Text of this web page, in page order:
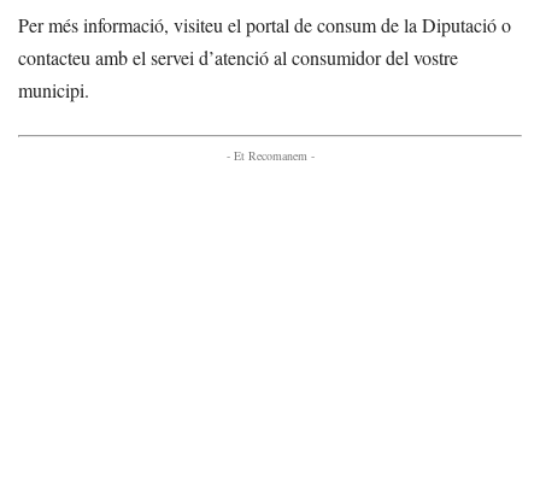
Per més informació, visiteu el portal de consum de la Diputació o
contacteu amb el servei d’atenció al consumidor del vostre
municipi.
- Et Recomanem -